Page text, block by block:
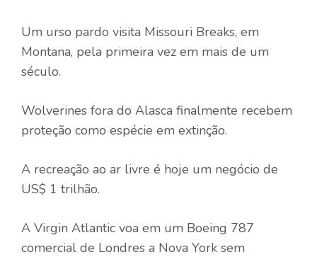
Um urso pardo visita Missouri Breaks, em
Montana, pela primeira vez em mais de um
século.
Wolverines fora do Alasca finalmente recebem
proteção como espécie em extinção.
A recreação ao ar livre é hoje um negócio de
US$ 1 trilhão.
A Virgin Atlantic voa em um Boeing 787
comercial de Londres a Nova York sem